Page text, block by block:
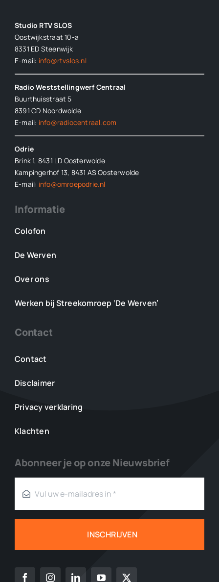
Studio RTV SLOS
Oostwijkstraat 10-a
8331 ED Steenwijk
E-mail: info@rtvslos.nl
Radio Weststellingwerf Centraal
Buurthuisstraat 5
8391 CD Noordwolde
E-mail: info@radiocentraal.com
Odrie
Brink 1, 8431 LD Oosterwolde
Kampingerhof 13, 8431 AS Oosterwolde
E-mail: info@omroepodrie.nl
Informatie
Colofon
De Werven
Over ons
Werken bij Streekomroep ‘De Werven’
Contact
Contact
Disclaimer
Privacy verklaring
Klachten
Abonneer je op onze Nieuwsbrief
INSCHRIJVEN